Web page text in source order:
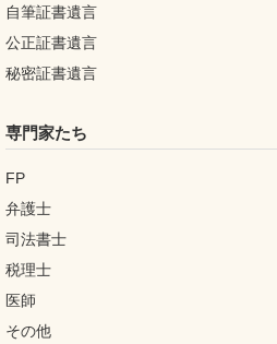
自筆証書遺言
公正証書遺言
秘密証書遺言
専門家たち
FP
弁護士
司法書士
税理士
医師
その他